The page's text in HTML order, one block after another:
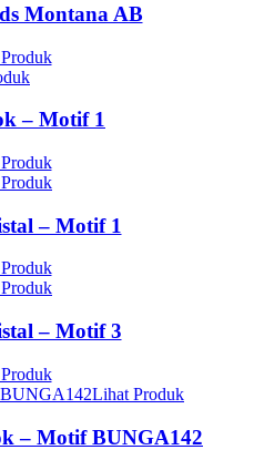
Montana AB
– Motif 1
– Motif 1
– Motif 3
Lihat Produk
– Motif BUNGA142